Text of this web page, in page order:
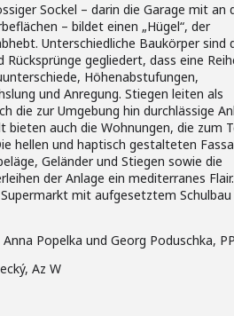
Sockel – darin die Garage mit an
– bildet einen „Hügel“, der
Unterschiedliche Baukörper sind
gegliedert, dass eine
Höhenabstufungen,
und Anregung. Stiegen leiten als
die zur Umgebung hin durchlässige
bieten auch die Wohnungen, die zum
hellen und haptisch gestalteten
Geländer und Stiegen sowie die
der Anlage ein mediterranes Flair.
mit aufgesetztem
Popelka und Georg Poduschka,
Az W